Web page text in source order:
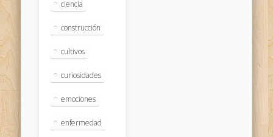
ciencia
construcción
cultivos
curiosidades
emociones
enfermedad